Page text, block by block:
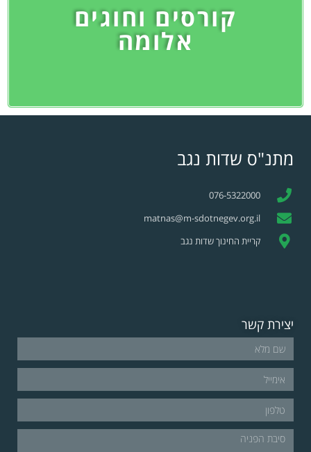
קורסים וחוגים
אלומה
מתנ"ס שדות נגב
076-5322000
matnas@m-sdotnegev.org.il
קריית החינוך שדות נגב
יצירת קשר